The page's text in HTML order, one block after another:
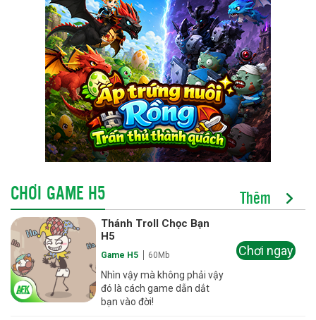
CHƠI GAME H5 Thêm
Thánh Troll Chọc Bạn
H5
Game H5 60Mb
Nhìn vậy mà không phải vậy
đó là cách game dẫn dắt
bạn vào đời!
Chơi ngay